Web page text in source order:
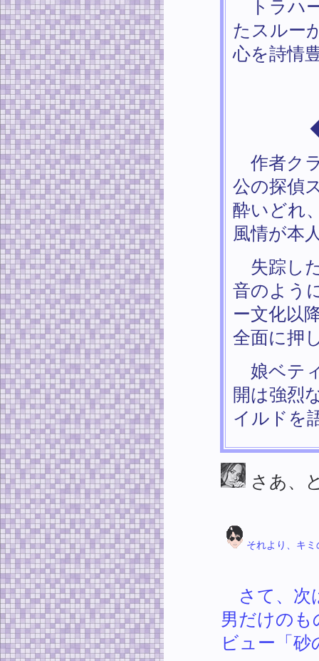
トラハ
たスルー
心を詩情
作者ク
公の探偵
酔いどれ
風情が本
失踪し
音のよう
ー文化以
全面に押
娘ベテ
開は強烈
イルドを
さあ、
それより、キ
さて、次
男だけの
ビュー「砂